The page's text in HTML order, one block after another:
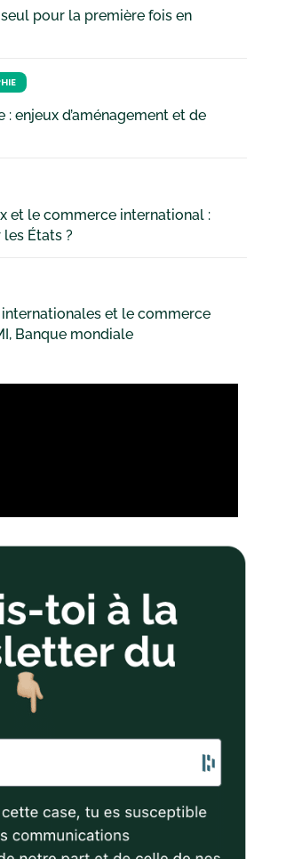
pour la première fois en
: enjeux d’aménagement et de
et le commerce international :
États ?
et le commerce
Banque mondiale